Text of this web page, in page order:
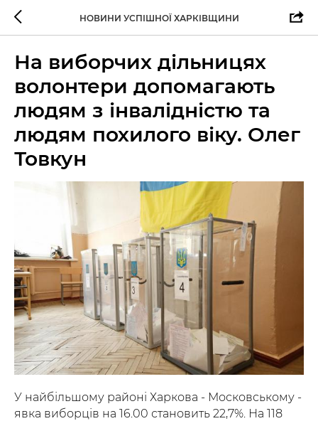
НОВИНИ УСПІШНОЇ ХАРКІВЩИНИ
На виборчих дільницях
волонтери допомагають
людям з інвалідністю та
людям похилого віку. Олег
Товкун
У найбільшому районі Харкова - Московському -
явка виборців на 16.00 становить 22,7%. На 118